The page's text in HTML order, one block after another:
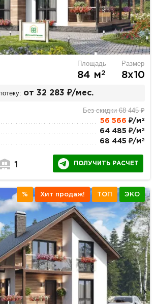
Площадь
84 м2
Размер
8х10
от 32 283 ₽/мес.
Без скидки 68 445 ₽
56 566 ₽/м 2
64 485 ₽/м 2
68 445 ₽/м 2
1 ПОЛУЧИТЬ РАСЧЕТ
% Хит продаж! ТОП ЭКО